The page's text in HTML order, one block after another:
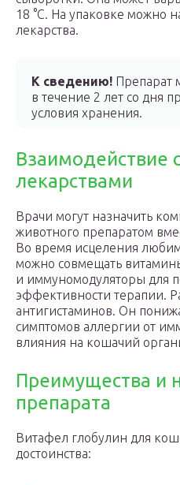
18 °С. На упаковке можно
лекарства.
К сведению! Препарат
в течение 2 лет со дня
условия хранения.
Взаимодействие
лекарствами
Врачи могут назначить
животного препаратом
Во время исцеления
можно совмещать
и иммуномодуляторы для
эффективности терапии.
антигистаминов. Он
симптомов аллергии от
влияния на кошачий
Преимущества и
препарата
Витафел глобулин для
достоинства: